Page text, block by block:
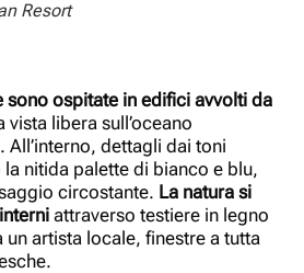
Resort
sono ospitate in edifici avvolti da
vista libera sull’oceano
All’interno, dettagli dai toni
nitida palette di bianco e blu,
circostante. La natura si
attraverso testiere in legno
artista locale, finestre a tutta